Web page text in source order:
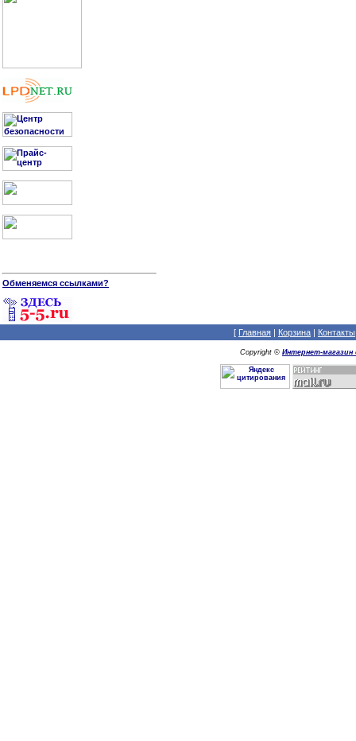
Обменяемся ссылками?
[ Главная | Корзина | Контакты
Copyright © Интернет-магазин